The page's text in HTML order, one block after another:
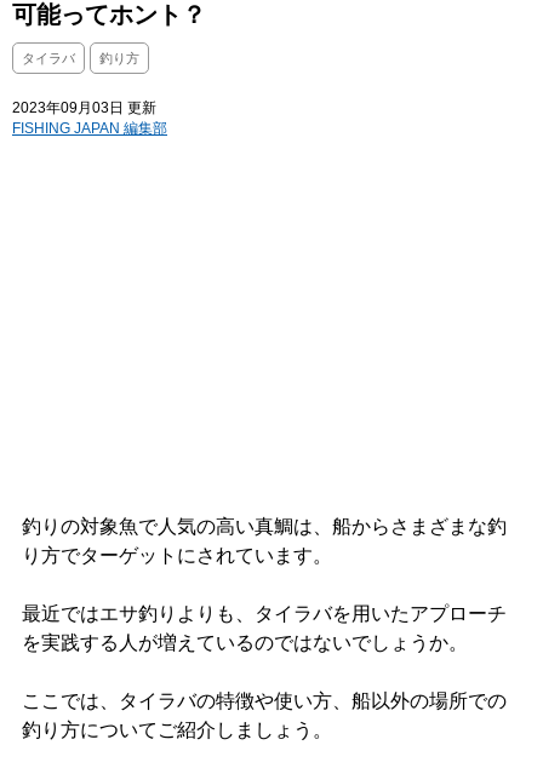
可能ってホント？
タイラバ 釣り方
2023年09月03日 更新
FISHING JAPAN 編集部
釣りの対象魚で人気の高い真鯛は、船からさまざまな釣
り方でターゲットにされています。
最近ではエサ釣りよりも、タイラバを用いたアプローチ
を実践する人が増えているのではないでしょうか。
ここでは、タイラバの特徴や使い方、船以外の場所での
釣り方についてご紹介しましょう。